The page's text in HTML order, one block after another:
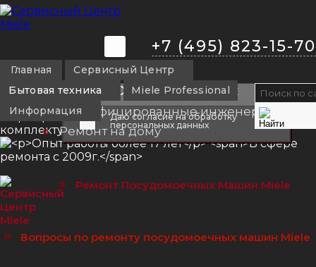
+7 (495) 823-15-70
Ремонт бытовой и промышленной
коммерческойтехникиMiele
Главная
Сервисный Центр
Бытовая техника
Miele Professional
Информация
Даю согласие на обработку
персональных данных
Сертифицированные инженеры
Ремонт на дому
» Ремонт Посудомоечных Машин Miele
» Вопросы по ремонту посудомоечных машин Miele